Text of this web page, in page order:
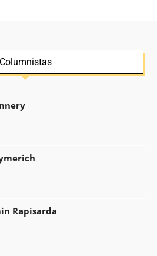
Columnistas
Rapisarda